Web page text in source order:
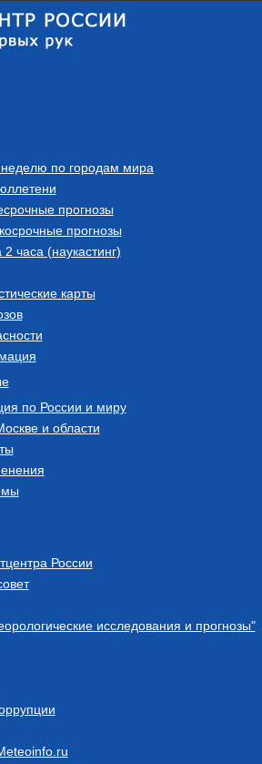
по городам мира
прогнозы
прогнозы
часа (наукастинг)
карты
по России и миру
и области
России
исследования и прогнозы"